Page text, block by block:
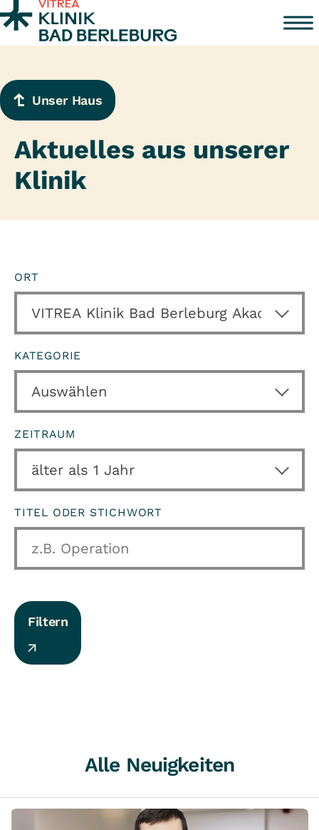
Zum Inhalt springen
Unser Haus
Aktuelles aus unserer
Klinik
ORT
KATEGORIE
ZEITRAUM
TITEL ODER STICHWORT
Filtern
Alle Neuigkeiten